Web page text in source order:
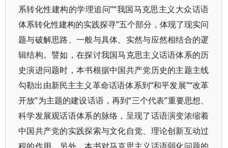
系转化性建构的学理追问”“我国马克思主义大众话语
体系转化性建构的实践探寻”五个部分，体现了现实问
题与破解思路、一般与具体、实然与应然相结合的逻
辑结构。譬如，在探讨我国马克思主义话语体系的历
史演进问题时，本书根据中国共产党历史的主题主线
勾勒出由新民主主义革命话语体系到“和平发展”“改革
开放”为主题的建设话语，再到“三个代表”重要思想、
科学发展观话语体系的脉络，呈现了话语演变浓缩着
中国共产党的实践探索与文化自觉、理论创新互动过